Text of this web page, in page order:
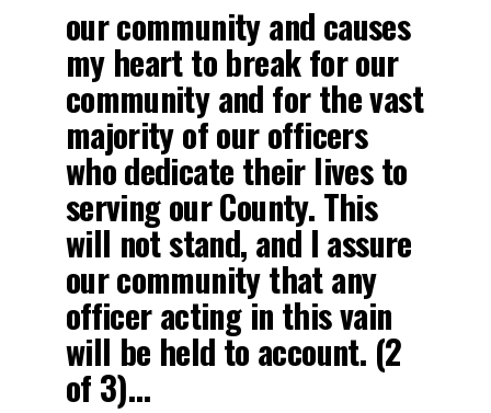
our community and causes
my heart to break for our
community and for the vast
majority of our officers
who dedicate their lives to
serving our County. This
will not stand, and I assure
our community that any
officer acting in this vain
will be held to account. (2
of 3)…